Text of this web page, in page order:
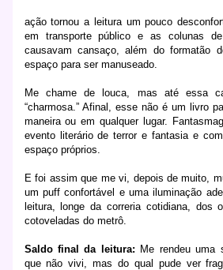
ação tornou a leitura um pouco
em transporte público e as colunas
causavam cansaço, além do formatão
espaço para ser manuseado.
Me chame de louca, mas até essa
“charmosa.” Afinal, esse não é um livro
maneira ou em qualquer lugar.
evento literário de terror e fantasia e
espaço próprios.
E foi assim que me vi, depois de muito,
um puff confortável e uma iluminação
leitura, longe da correria cotidiana, dos
cotoveladas do metrô.
Saldo final da leitura: Me rendeu uma
que não vivi, mas do qual pude ver